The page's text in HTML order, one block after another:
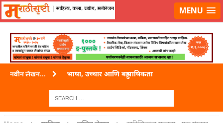
लॉग-इन करा|लेखक नोंदणी कराMENU
नवीन लेखन... भाषा, उच्चार आणि बहुभाषिकता
ताम्र – एक अफलातून धातू (COPPER)